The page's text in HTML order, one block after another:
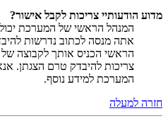
מדוע הודעותיי צריכות לקבל אישור?
המנהל הראשי של המערכת
אתה מנסה לכתוב נדרשות
הראשי הכניס אותך לקבוצה
צריכות להיבדק טרם הצגתן.
המערכת למידע נוסף.
חזרה למעלה